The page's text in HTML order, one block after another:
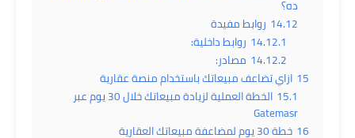
ده؟
14.12 روابط مفيدة
14.12.1 روابط داخلية:
14.12.2 مصادر:
15 ازاي تضاعف مبيعاتك باستخدام منصة عقارية
15.1
الخطة العملية لزيادة مبيعاتك خلال 30 يوم عبر
Gatemasr
16 خطة 30 يوم لمضاعفة مبيعاتك العقارية